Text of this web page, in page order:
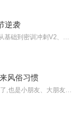
逆袭
风俗习惯